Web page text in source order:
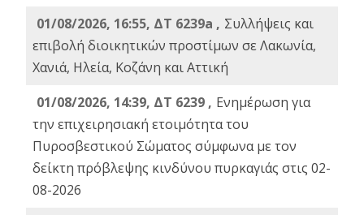
01/08/2026, 16:55, ΔΤ 6239a , Συλλήψεις και
επιβολή διοικητικών προστίμων σε Λακωνία,
Χανιά, Ηλεία, Κοζάνη και Αττική
01/08/2026, 14:39, ΔΤ 6239 , Ενημέρωση για
την επιχειρησιακή ετοιμότητα του
Πυροσβεστικού Σώματος σύμφωνα με τον
δείκτη πρόβλεψης κινδύνου πυρκαγιάς στις 02-
08-2026